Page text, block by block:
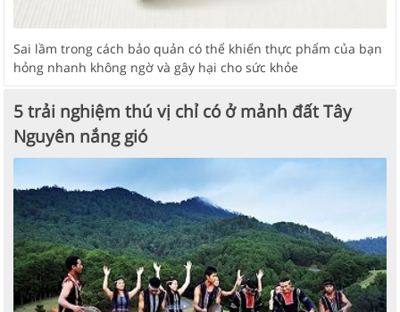
Sai lầm trong cách bảo quản có thể khiến thực phẩm của bạn
hỏng nhanh không ngờ và gây hại cho sức khỏe
5 trải nghiệm thú vị chỉ có ở mảnh đất Tây
Nguyên nắng gió